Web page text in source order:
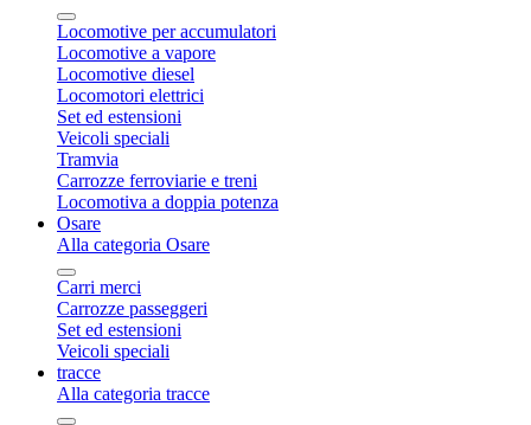
Locomotive per accumulatori
Locomotive a vapore
Locomotive diesel
Locomotori elettrici
Set ed estensioni
Veicoli speciali
Tramvia
Carrozze ferroviarie e treni
Locomotiva a doppia potenza
Osare
Alla categoria Osare
Carri merci
Carrozze passeggeri
Set ed estensioni
Veicoli speciali
tracce
Alla categoria tracce